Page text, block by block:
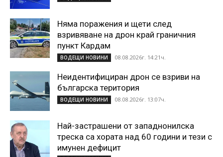
Няма поражения и щети след
взривяване на дрон край граничния
пункт Кардам
ВОДЕЩИ НОВИНИ 08.08.2026г. 14:21ч.
Неидентифициран дрон се взриви на
българска територия
ВОДЕЩИ НОВИНИ 08.08.2026г. 13:07ч.
Най-застрашени от западнонилска
треска са хората над 60 години и тези с
имунен дефицит